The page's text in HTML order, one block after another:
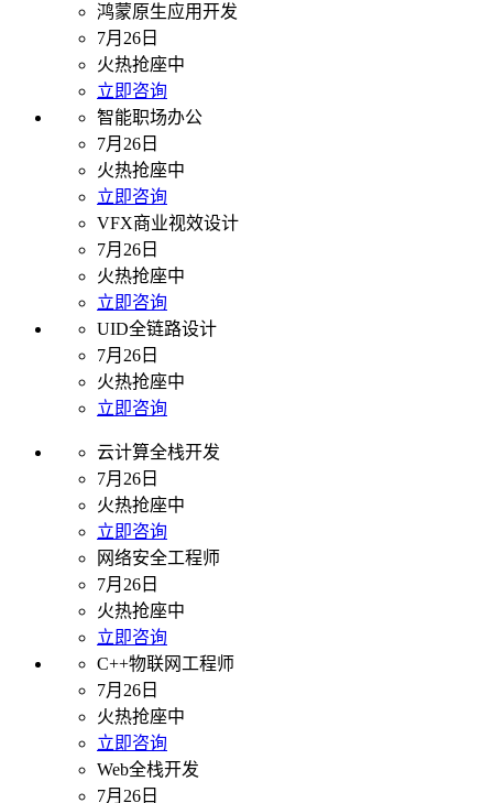
鸿蒙原生应用开发
7月26日
火热抢座中
立即咨询
智能职场办公
7月26日
火热抢座中
立即咨询
VFX商业视效设计
7月26日
火热抢座中
立即咨询
UID全链路设计
7月26日
火热抢座中
立即咨询
云计算全栈开发
7月26日
火热抢座中
立即咨询
网络安全工程师
7月26日
火热抢座中
立即咨询
C++物联网工程师
7月26日
火热抢座中
立即咨询
Web全栈开发
7月26日